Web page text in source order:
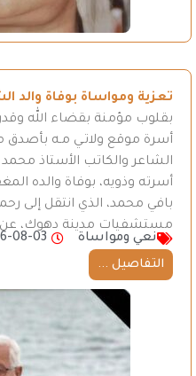
تعزية ومواساة بوفاة والد
بقلوب مؤمنة بقضاء الله
أسرة موقع ولاتـي مـه بأصدق
الشاعر والكاتب الأستاذ
أسرته وذويه، بوفاة والده
بافي محمد، الذي انتقل إلى
مستشفيات مدينة دهوك، عن
نعي ومواساة
08-03
التفاصيل ...